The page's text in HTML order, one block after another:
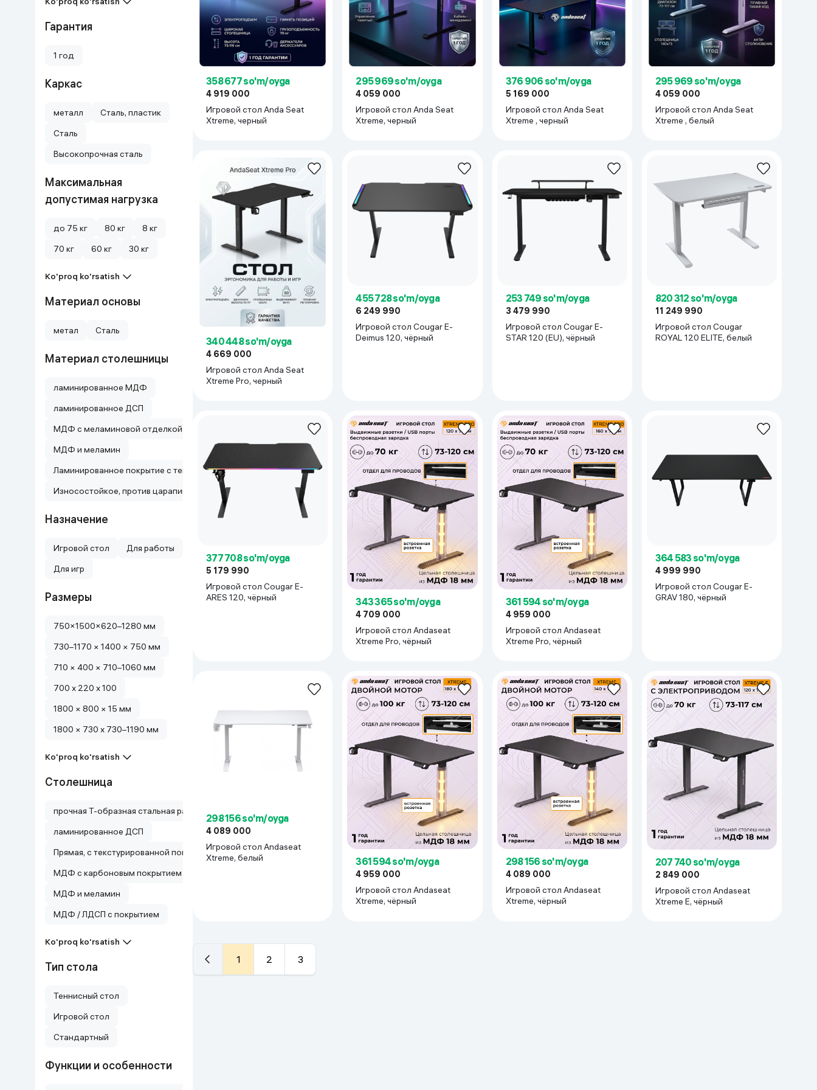
Maishiy kimyo
Kitoblar
Kiyim-kechak va Oyoq
kiyimlar
Гарантия
1 год
Каркас
металл
Сталь, пластик
Сталь
Высокопрочная сталь
Максимальная
допустимая нагрузка
до 75 кг 80 кг
8 кг
70 кг
60 кг 30 кг
Ko'proq ko'rsatish
Материал основы
метал Сталь
Материал столешницы
ламинированное МДФ
ламинированное ДСП
МДФ с меламиновой отделкой
МДФ и меламин
Ламинированное покрытие с текстурой карбона
Износостойкое, против царапин
Назначение
Игровой стол
Для работы
Для игр
Размеры
750×1500×620–1280 мм
730–1170 × 1400 × 750 мм
710 × 400 × 710–1060 мм
700 x 220 x 100
1800 × 800 × 15 мм
1800 × 730 x 730–1190 мм
Ko'proq ko'rsatish
Столешница
прочная Т-образная стальная рама с двойными опорными балками
ламинированное ДСП
Прямая, с текстурированной поверхностью и RGB-подсветкой
МДФ с карбоновым покрытием
МДФ и меламин
МДФ / ЛДСП с покрытием
Ko'proq ko'rsatish
Тип стола
Теннисный стол
Игровой стол
Cтандартный
Функции и особенности
358 677 so'm/oyga
4 919 000
Игровой стол Anda Seat
Xtreme, черный
295 969 so'm/oyga
4 059 000
Игровой стол Anda Seat
Xtreme, черный
376 906 so'm/oyga
5 169 000
Игровой стол Anda Seat
Xtreme , черный
295 969 so'm/oyga
4 059 000
Игровой стол Anda Seat
Xtreme , белый
340 448 so'm/oyga
4 669 000
Игровой стол Anda Seat
Xtreme Pro, черный
455 728 so'm/oyga
6 249 990
Игровой стол Cougar E-
Deimus 120, чёрный
253 749 so'm/oyga
3 479 990
Игровой стол Cougar E-
STAR 120 (EU), чёрный
820 312 so'm/oyga
11 249 990
Игровой стол Cougar
ROYAL 120 ELITE, белый
377 708 so'm/oyga
5 179 990
Игровой стол Cougar E-
ARES 120, чёрный
343 365 so'm/oyga
4 709 000
Игровой стол Andaseat
Xtreme Pro, чёрный
361 594 so'm/oyga
4 959 000
Игровой стол Andaseat
Xtreme Pro, чёрный
364 583 so'm/oyga
4 999 990
Игровой стол Cougar E-
GRAV 180, чёрный
298 156 so'm/oyga
4 089 000
Игровой стол Andaseat
Xtreme, белый
361 594 so'm/oyga
4 959 000
Игровой стол Andaseat
Xtreme, чёрный
298 156 so'm/oyga
4 089 000
Игровой стол Andaseat
Xtreme, чёрный
207 740 so'm/oyga
2 849 000
Игровой стол Andaseat
Xtreme E, чёрный
1 2 3